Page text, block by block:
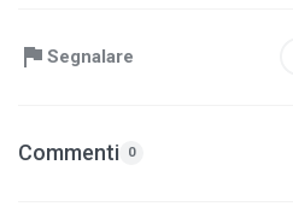
Segnalare
Commenti 0